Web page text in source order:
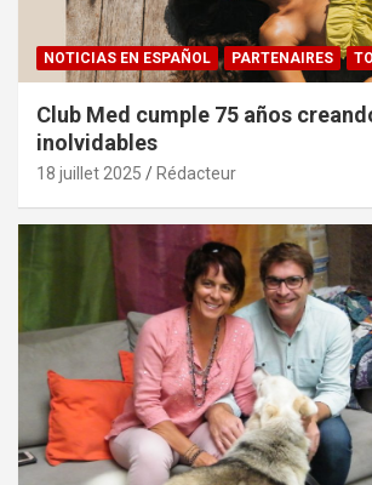
NOTICIAS EN ESPAÑOL PARTENAIRES
Club Med cumple 75 años
inolvidables
18 juillet 2025 Rédacteur